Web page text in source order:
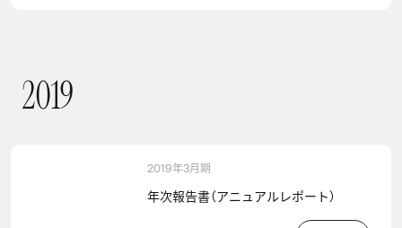
2019
2019
2019年3月期
年次報告書（アニュアルレポート）